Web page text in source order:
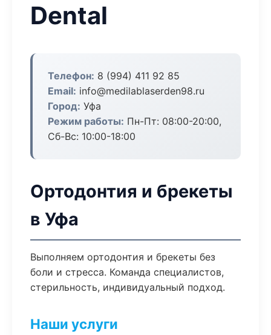
Dental
Телефон: 8 (994) 411 92 85
Email: info@medilablaserden98.ru
Город: Уфа
Режим работы: Пн-Пт: 08:00-20:00,
Сб-Вс: 10:00-18:00
Ортодонтия и брекеты
в Уфа
Выполняем ортодонтия и брекеты без
боли и стресса. Команда специалистов,
стерильность, индивидуальный подход.
Наши услуги